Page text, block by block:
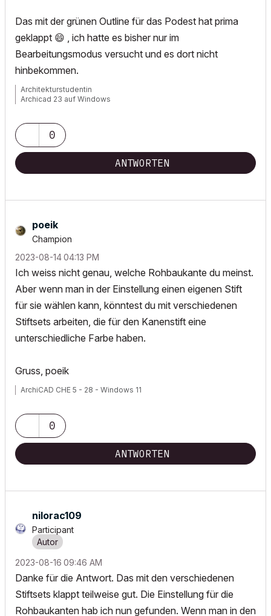
Das mit der grünen Outline für das Podest hat prima
geklappt 😄 , ich hatte es bisher nur im
Bearbeitungsmodus versucht und es dort nicht
hinbekommen.
Architekturstudentin
Archicad 23 auf Windows
0
ANTWORTEN
poeik
Champion
‎2023-08-1404:13 PM
Ich weiss nicht genau, welche Rohbaukante du meinst.
Aber wenn man in der Einstellung einen eigenen Stift
für sie wählen kann, könntest du mit verschiedenen
Stiftsets arbeiten, die für den Kanenstift eine
unterschiedliche Farbe haben.
Gruss, poeik
ArchiCAD CHE 5 - 28 - Windows 11
0
ANTWORTEN
nilorac109
Participant
‎2023-08-16 09:46 AM
Danke für die Antwort. Das mit den verschiedenen
Stiftsets klappt teilweise gut. Die Einstellung für die
Rohbaukanten hab ich nun gefunden. Wenn man in den